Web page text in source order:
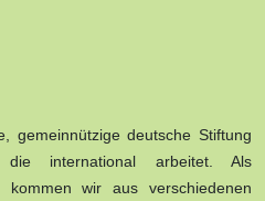
gemeinnützige deutsche Stiftung
international arbeitet. Als
kommen wir aus verschiedenen